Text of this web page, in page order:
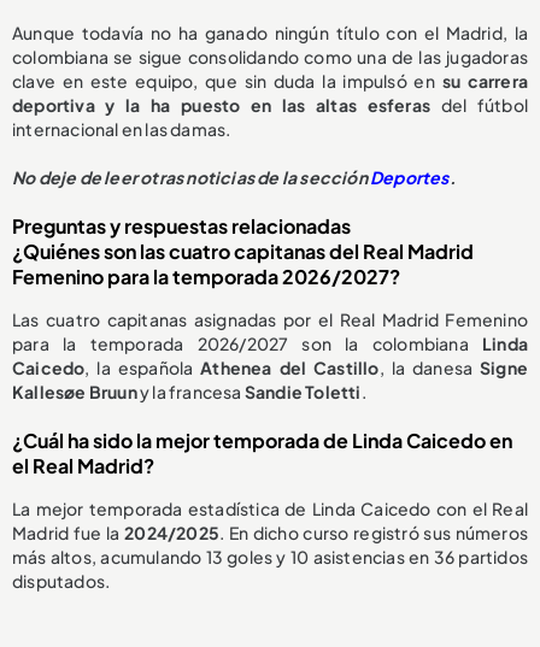
Aunque todavía no ha ganado ningún título con el Madrid, la
colombiana se sigue consolidando como una de las jugadoras
clave en este equipo, que sin duda la impulsó en su carrera
deportiva y la ha puesto en las altas esferas del fútbol
internacional en las damas.
No deje de leer otras noticias de la secciónDeportes.
Preguntas y respuestas relacionadas
¿Quiénes son las cuatro capitanas del Real Madrid
Femenino para la temporada 2026/2027?
Las cuatro capitanas asignadas por el Real Madrid Femenino
para la temporada 2026/2027 son la colombiana Linda
Caicedo , la española Athenea del Castillo , la danesa Signe
Kallesøe Bruuny la francesa Sandie Toletti
¿Cuál ha sido la mejor temporada de Linda Caicedo en
el Real Madrid?
La mejor temporada estadística de Linda Caicedo con el Real
Madrid fue la2024/2025 . En dicho curso registró sus números
más altos, acumulando 13 goles y 10 asistencias en 36 partidos
disputados.